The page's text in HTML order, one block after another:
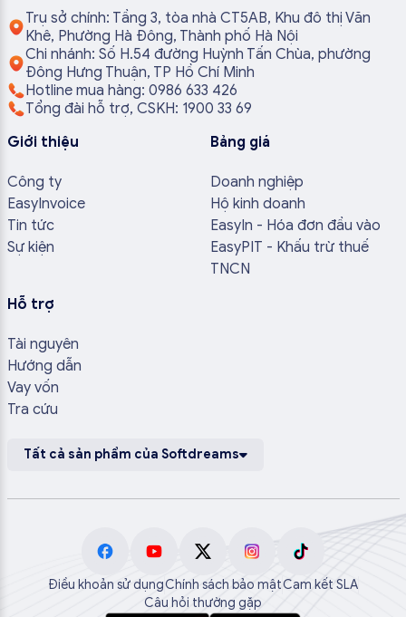
Trụ sở chính: Tầng 3, tòa nhà CT5AB, Khu đô thị Văn
Khê, Phường Hà Đông, Thành phố Hà Nội
Chi nhánh: Số H.54 đường Huỳnh Tấn Chùa, phường
Đông Hưng Thuận, TP Hồ Chí Minh
Hotline mua hàng: 0986 633 426
Tổng đài hỗ trợ, CSKH: 1900 33 69
Giới thiệu
Công ty
EasyInvoice
Tin tức
Sự kiện
Bảng giá
Doanh nghiệp
Hộ kinh doanh
EasyIn - Hóa đơn đầu vào
EasyPIT - Khấu trừ thuế
TNCN
Hỗ trợ
Tài nguyên
Hướng dẫn
Vay vốn
Tra cứu
Tất cả sản phẩm của Softdreams
Điều khoản sử dụngChính sách bảo mậtCam kết SLA
Câu hỏi thường gặp